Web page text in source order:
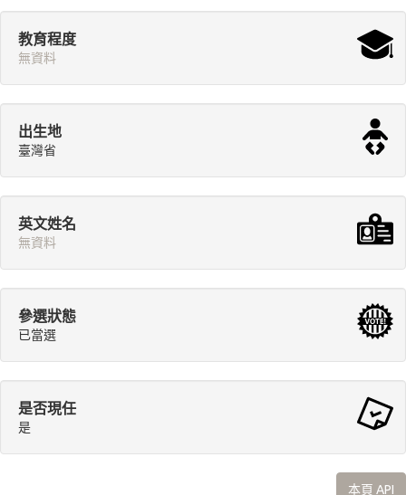
教育程度
無資料
出生地
臺灣省
英文姓名
無資料
參選狀態
已當選
是否現任
是
本頁 API